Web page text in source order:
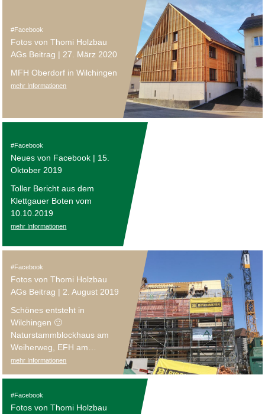
Facebook
Fotos von Thomi Holzbau
AGs Beitrag | 27. März 2020
MFH Oberdorf in Wilchingen
mehr Informationen
Facebook
Neues von Facebook | 15.
Oktober 2019
Toller Bericht aus dem
Klettgauer Boten vom
10.10.2019
mehr Informationen
Facebook
Fotos von Thomi Holzbau
AGs Beitrag | 2. August 2019
Schönes entsteht in
Wilchingen 🙂
Naturstammblockhaus am
Weiherweg, EFH am
Blumenweg und MFH
Oberdorf
mehr Informationen
Facebook
Fotos von Thomi Holzbau